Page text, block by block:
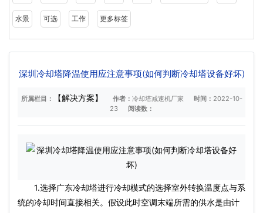
水景 可选 工作 更多标签
深圳冷却塔降温使用应注意事项(如何判断冷却塔设备好坏)
所属栏目： 【解决方案】 作者： 冷却塔减速机厂家 时间： 2022-10-
23
阅读数：
1.选择广东冷却塔进行冷却模式的选择室外转换温度点与系
统的冷却时间直接相关。假设此时空调末端所需的供水是由计